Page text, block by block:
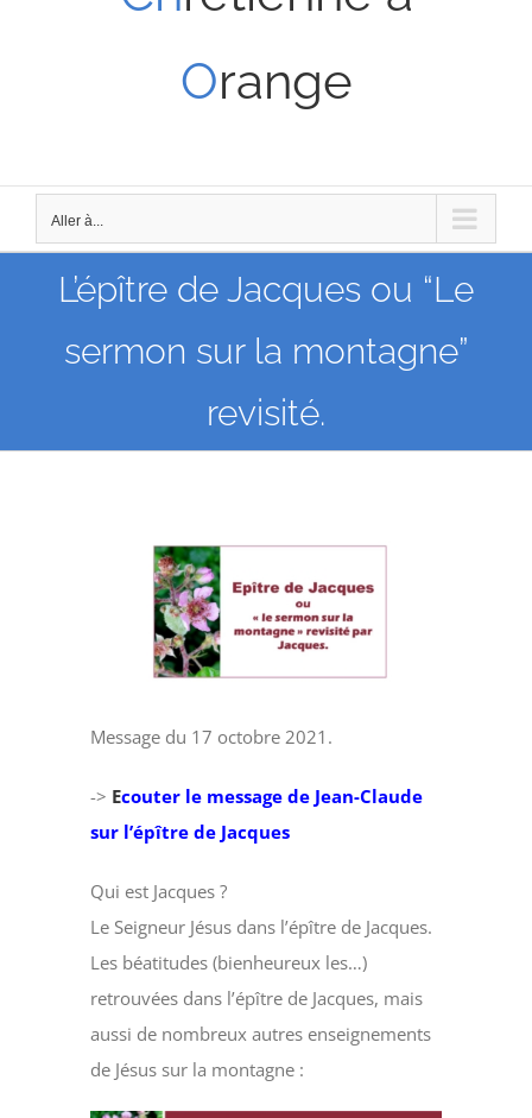
Orange
Aller à...
L’épître de Jacques ou “Le
sermon sur la montagne”
revisité.
agrandie
Message du 17 octobre 2021.
-> Ecouter le message de Jean-Claude
sur l’épître de Jacques
Qui est Jacques ?
Le Seigneur Jésus dans l’épître de Jacques.
Les béatitudes (bienheureux les…)
retrouvées dans l’épître de Jacques, mais
aussi de nombreux autres enseignements
de Jésus sur la montagne :